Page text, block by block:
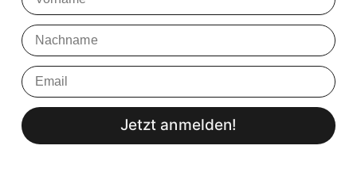
Nachname
Email
Jetzt anmelden!